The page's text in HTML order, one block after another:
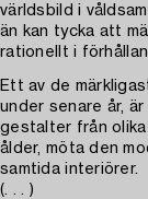
världsbild i
än kan tycka att
rationellt i
Ett av de
under senare år,
gestalter från olika
ålder, möta den
samtida interiörer.
(. . . )